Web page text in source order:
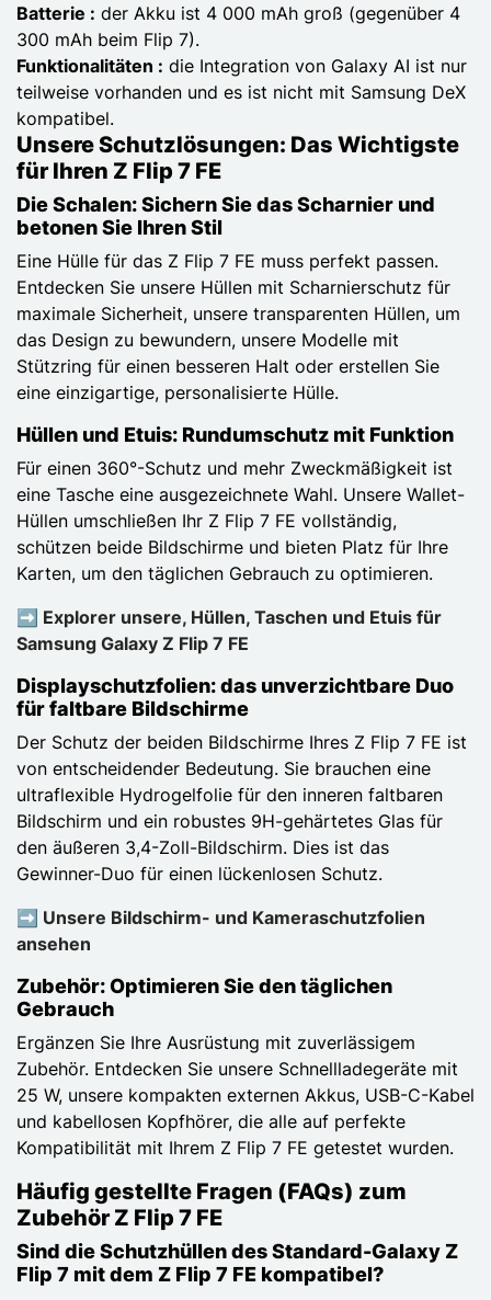
Batterie : der Akku ist 4 000 mAh groß (gegenüber 4
300 mAh beim Flip 7).
Funktionalitäten : die Integration von Galaxy AI ist nur
teilweise vorhanden und es ist nicht mit Samsung DeX
kompatibel.
Unsere Schutzlösungen: Das Wichtigste
für Ihren Z Flip 7 FE
Die Schalen: Sichern Sie das Scharnier und
betonen Sie Ihren Stil
Eine Hülle für das Z Flip 7 FE muss perfekt passen.
Entdecken Sie unsere Hüllen mit Scharnierschutz für
maximale Sicherheit, unsere transparenten Hüllen, um
das Design zu bewundern, unsere Modelle mit
Stützring für einen besseren Halt oder erstellen Sie
eine einzigartige, personalisierte Hülle.
Hüllen und Etuis: Rundumschutz mit Funktion
Für einen 360°-Schutz und mehr Zweckmäßigkeit ist
eine Tasche eine ausgezeichnete Wahl. Unsere Wallet-
Hüllen umschließen Ihr Z Flip 7 FE vollständig,
schützen beide Bildschirme und bieten Platz für Ihre
Karten, um den täglichen Gebrauch zu optimieren.
➡️ Explorer unsere, Hüllen, Taschen und Etuis für
Samsung Galaxy Z Flip 7 FE
Displayschutzfolien: das unverzichtbare Duo
für faltbare Bildschirme
Der Schutz der beiden Bildschirme Ihres Z Flip 7 FE ist
von entscheidender Bedeutung. Sie brauchen eine
ultraflexible Hydrogelfolie für den inneren faltbaren
Bildschirm und ein robustes 9H-gehärtetes Glas für
den äußeren 3,4-Zoll-Bildschirm. Dies ist das
Gewinner-Duo für einen lückenlosen Schutz.
➡️ Unsere Bildschirm- und Kameraschutzfolien
ansehen
Zubehör: Optimieren Sie den täglichen
Gebrauch
Ergänzen Sie Ihre Ausrüstung mit zuverlässigem
Zubehör. Entdecken Sie unsere Schnellladegeräte mit
25 W, unsere kompakten externen Akkus, USB-C-Kabel
und kabellosen Kopfhörer, die alle auf perfekte
Kompatibilität mit Ihrem Z Flip 7 FE getestet wurden.
Häufig gestellte Fragen (FAQs) zum
Zubehör Z Flip 7 FE
Sind die Schutzhüllen des Standard-Galaxy Z
Flip 7 mit dem Z Flip 7 FE kompatibel?